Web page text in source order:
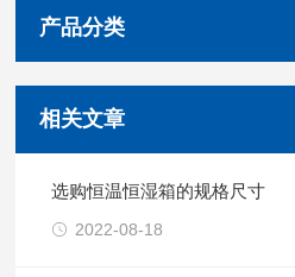
产品分类
相关文章
选购恒温恒湿箱的规格尺寸
2022-08-18